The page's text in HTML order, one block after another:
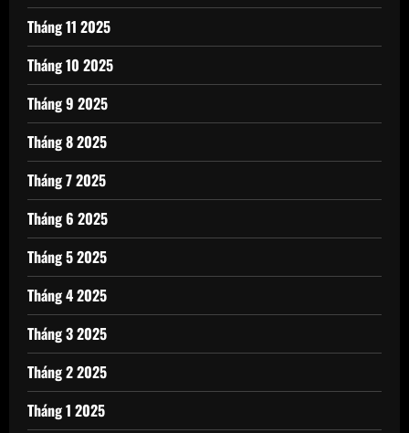
Tháng 11 2025
Tháng 10 2025
Tháng 9 2025
Tháng 8 2025
Tháng 7 2025
Tháng 6 2025
Tháng 5 2025
Tháng 4 2025
Tháng 3 2025
Tháng 2 2025
Tháng 1 2025